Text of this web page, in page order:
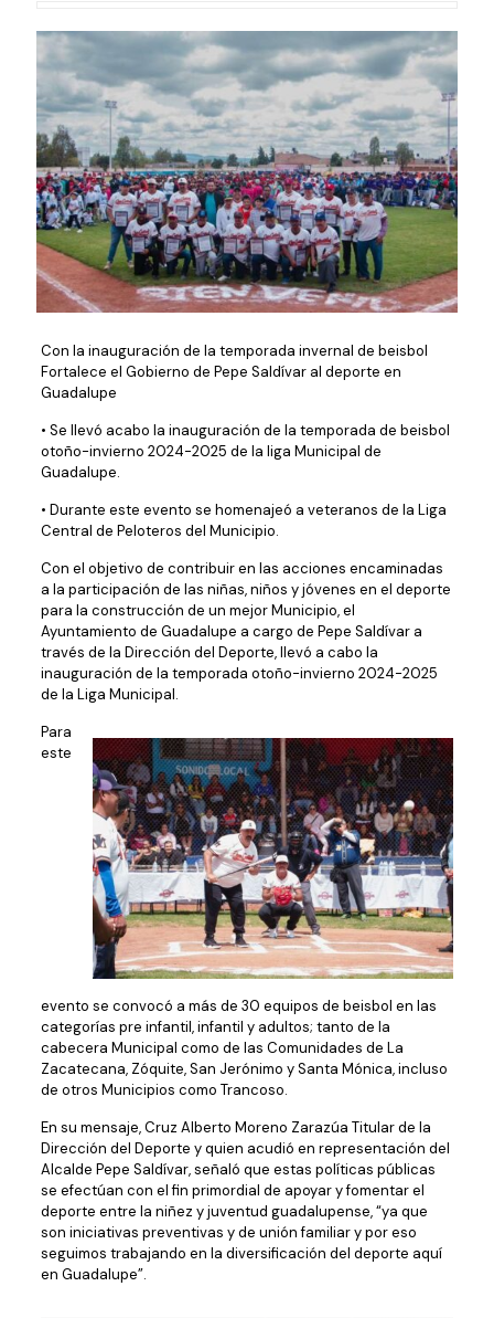
Con la inauguración de la temporada invernal de beisbol
Fortalece el Gobierno de Pepe Saldívar al deporte en
Guadalupe
• Se llevó acabo la inauguración de la temporada de beisbol
otoño-invierno 2024-2025 de la liga Municipal de
Guadalupe.
• Durante este evento se homenajeó a veteranos de la Liga
Central de Peloteros del Municipio.
Con el objetivo de contribuir en las acciones encaminadas
a la participación de las niñas, niños y jóvenes en el deporte
para la construcción de un mejor Municipio, el
Ayuntamiento de Guadalupe a cargo de Pepe Saldívar a
través de la Dirección del Deporte, llevó a cabo la
inauguración de la temporada otoño-invierno 2024-2025
de la Liga Municipal.
Para
este
evento se convocó a más de 30 equipos de beisbol en las
categorías pre infantil, infantil y adultos; tanto de la
cabecera Municipal como de las Comunidades de La
Zacatecana, Zóquite, San Jerónimo y Santa Mónica, incluso
de otros Municipios como Trancoso.
En su mensaje, Cruz Alberto Moreno Zarazúa Titular de la
Dirección del Deporte y quien acudió en representación del
Alcalde Pepe Saldívar, señaló que estas políticas públicas
se efectúan con el fin primordial de apoyar y fomentar el
deporte entre la niñez y juventud guadalupense, “ya que
son iniciativas preventivas y de unión familiar y por eso
seguimos trabajando en la diversificación del deporte aquí
en Guadalupe”.